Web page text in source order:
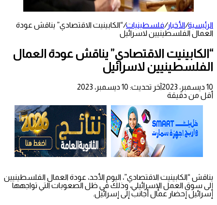
الرئيسية/الأخبار/فلسطينيات/“الكابينيت الاقتصادي” يناقش عودة
العمال الفلسطينيين لاسرائيل
“الكابينيت الاقتصادي” يناقش عودة العمال
الفلسطينيين لاسرائيل
10 ديسمبر، 2023
آخر تحديث: 10 ديسمبر، 2023
أقل من دقيقة
يناقش “الكابينيت الاقتصادي”، اليوم الأحد، عودة العمال الفلسطينيين
إلى سوق العمل الإسرائيلي، وذلك في ظل الصعوبات التي تواجهها
إسرائيل إحضار عمال أجانب إلى إسرائيل.